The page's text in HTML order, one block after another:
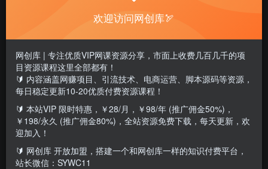
通过教程创建一个24小时自动循环播放的直播间，在经过快
手官方直播伴侣将画面展示在公域区，吸引一些喜欢观看美
欢迎访问网创库🏹
网创库 | 专注优质VIP网课资源分享，市面上收费几百几千的项
目资源课程这里全部都有！
🔰 内容涵盖网赚项目、引流技术、电商运营、脚本源码等资源，
每日稳定更新10-20优质付费资源课程！
🔰 本站VIP 限时特惠，￥28/月，￥98/年 (推广佣金50%)，
￥198/永久 (推广佣金80%)，全站资源免费下载，每天更新，欢
迎加入！
🔰 网创库 开放加盟，搭建一个和网创库一样的知识付费平台，
站长微信：SYWC11